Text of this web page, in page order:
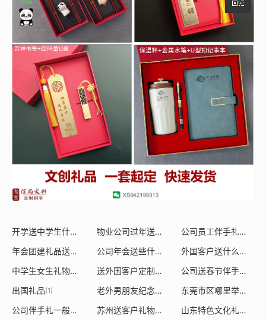
开学送中学生什么礼物 (1) 物业公司过年送业主什么礼物 (1) 公司员工伴手礼物
年会团建礼品送什么好 (0) 公司年会送些什么礼品好 (1)
外国客户送什么圣诞礼物给他
中学生女生礼物什么好
(1) 送外国客户定制礼物合适吗 (1)
公司送春节伴手礼送什么好一点
出国礼品(1) 老外男朋友纪念品送什么 (1) 东莞市区哪里举办年会
公司伴手礼一般送什么 (1) 苏州送客户礼物什么好吃又实惠 (1) 山东特色文化礼品送老外